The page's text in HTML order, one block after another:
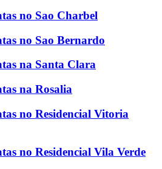
no Sao Charbel
no Sao Bernardo
na Santa Clara
na Rosalia
no Residencial Vitoria
no Residencial Vila Verde